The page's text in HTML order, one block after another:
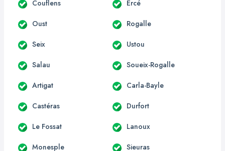
Couflens Ercé
Oust Rogalle
Seix Ustou
Salau Soueix-Rogalle
Artigat Carla-Bayle
Castéras Durfort
Le Fossat Lanoux
Monesple Sieuras